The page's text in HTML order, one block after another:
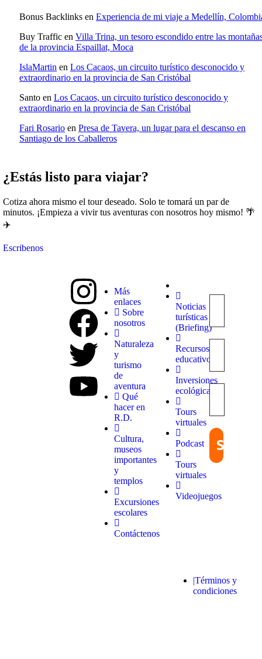
Bonus Backlinks en Experiencia de mi viaje a Medellín,
Buy Traffic en Villa Trina, un tesoro escondido entre las
de la provincia Espaillat, Moca
IslaMartin en Los Cacaos, un circuito turístico desconocido y
extraordinario en la provincia de San Cristóbal
Santo en Los Cacaos, un circuito turístico desconocido y
extraordinario en la provincia de San Cristóbal
Fari Rosario en Presa de Tavera, un lugar para el descanso en
Santiago de los Caballeros
¿Estás listo para viajar?
Cotiza ahora mismo el tour deseado. Solo te tomará un par de
minutos. ¡Empieza a vivir tus aventuras con nosotros hoy mismo! 🌴
✈️
Escribenos
experiencias
Quieroloma,
Más
enlaces
Sobre
nosotros
Naturaleza
y
turismo
de
aventura
Qué
hacer en
R.D.
Cultura,
museos
importantes
y
templos
Excursiones
escolares
Contáctenos
Noticias
turísticas
(Briefing)
Recursos
educativos
Inversiones
ecológicas
Tours
virtuales
Podcast
Tours
virtuales
Videojuegos
|Términos y
condiciones